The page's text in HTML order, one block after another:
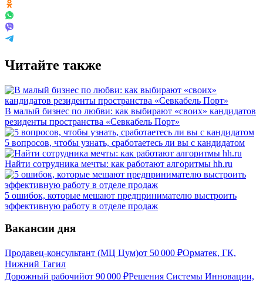
Читайте также
В малый бизнес по любви: как выбирают «своих» кандидатов
резиденты пространства «Севкабель Порт»
5 вопросов, чтобы узнать, сработаетесь ли вы с кандидатом
Найти сотрудника мечты: как работают алгоритмы hh.ru
5 ошибок, которые мешают предпринимателю выстроить
эффективную работу в отделе продаж
Вакансии дня
Продавец-консультант (МЦ Цум)от 50 000 ₽Орматек, ГК,
Нижний Тагил
Дорожный рабочийот 90 000 ₽Решения Системы Инновации,